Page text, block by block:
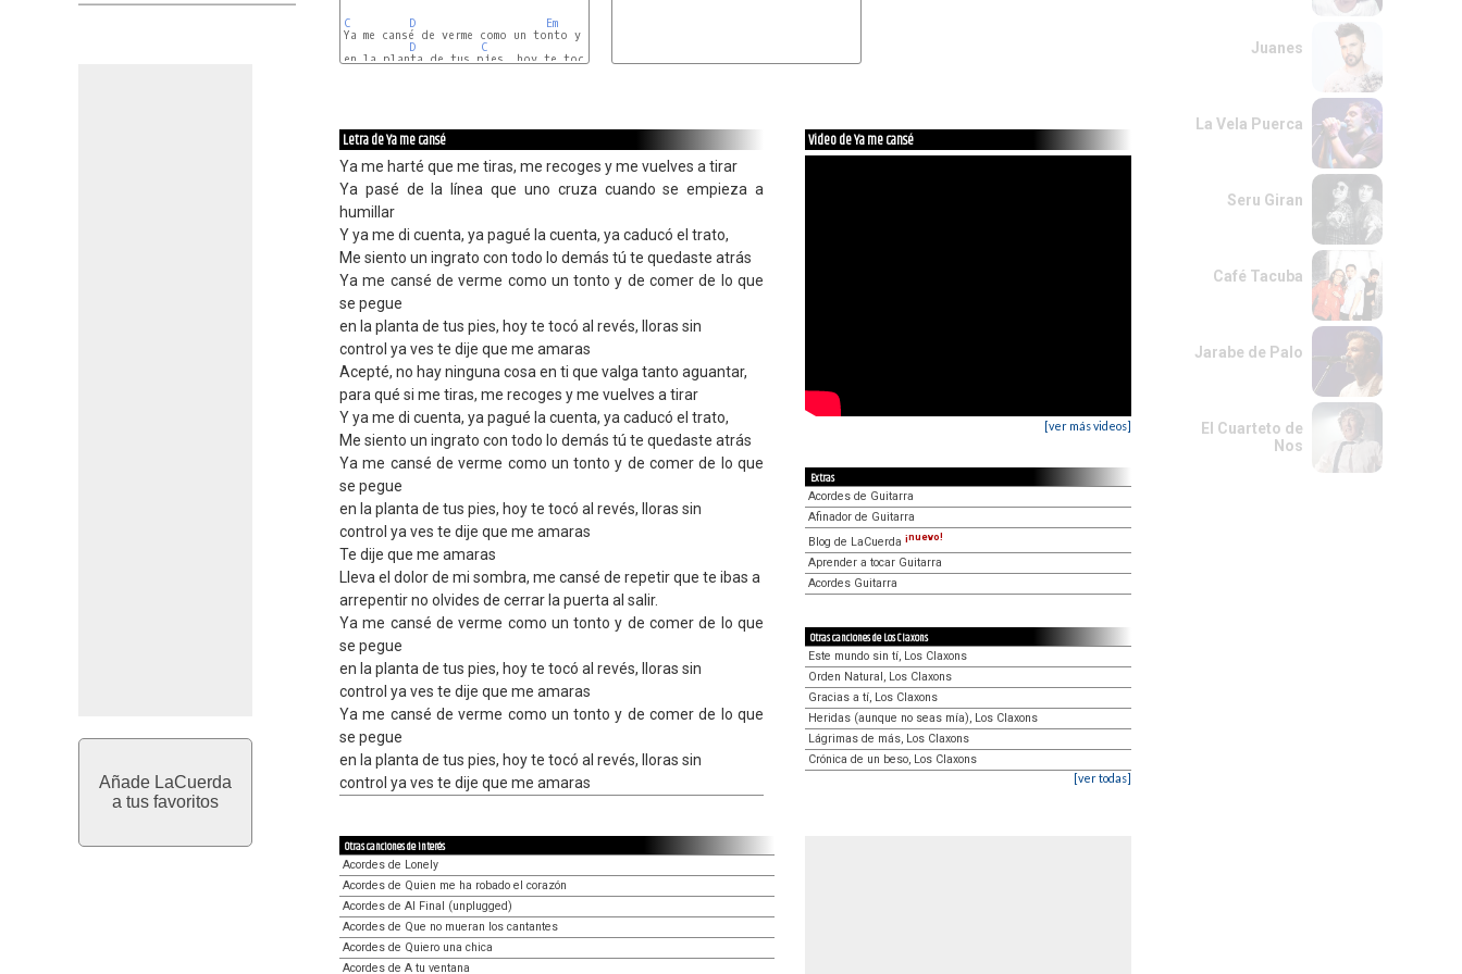
Añade LaCuerda
a tus favoritos
C D Em
Ya me cansé de verme como un tonto y de comer de lo que se pegue
D
C
en la planta de tus pies, hoy te tocó al revés, lloras sin
Letra de Ya me cansé
Ya me harté que me tiras, me recoges y me vuelves a tirar
Ya pasé de la línea que uno cruza cuando se empieza a
humillar
Y ya me di cuenta, ya pagué la cuenta, ya caducó el trato,
Me siento un ingrato con todo lo demás tú te quedaste atrás
Ya me cansé de verme como un tonto y de comer de lo que
se pegue
en la planta de tus pies, hoy te tocó al revés, lloras sin
control ya ves te dije que me amaras
Acepté, no hay ninguna cosa en ti que valga tanto aguantar,
para qué si me tiras, me recoges y me vuelves a tirar
Y ya me di cuenta, ya pagué la cuenta, ya caducó el trato,
Me siento un ingrato con todo lo demás tú te quedaste atrás
Ya me cansé de verme como un tonto y de comer de lo que
se pegue
en la planta de tus pies, hoy te tocó al revés, lloras sin
control ya ves te dije que me amaras
Te dije que me amaras
Lleva el dolor de mi sombra, me cansé de repetir que te ibas a
arrepentir no olvides de cerrar la puerta al salir.
Ya me cansé de verme como un tonto y de comer de lo que
se pegue
en la planta de tus pies, hoy te tocó al revés, lloras sin
control ya ves te dije que me amaras
Ya me cansé de verme como un tonto y de comer de lo que
se pegue
en la planta de tus pies, hoy te tocó al revés, lloras sin
control ya ves te dije que me amaras
Video de Ya me cansé
[ver más videos]
Extras
Acordes de Guitarra
Afinador de Guitarra
Blog de LaCuerda ¡nuevo!
Aprender a tocar Guitarra
Acordes Guitarra
Otras canciones de Los Claxons
Este mundo sin tí, Los Claxons
Orden Natural, Los Claxons
Gracias a tí, Los Claxons
Heridas (aunque no seas mía), Los Claxons
Lágrimas de más, Los Claxons
Crónica de un beso, Los Claxons
[ver todas]
Otras canciones de interés
Acordes de Lonely
Acordes de Quien me ha robado el corazón
Acordes de Al Final (unplugged)
Acordes de Que no mueran los cantantes
Acordes de Quiero una chica
Acordes de A tu ventana
Juanes
La Vela Puerca
Seru Giran
Café Tacuba
Jarabe de Palo
El Cuarteto de
Nos